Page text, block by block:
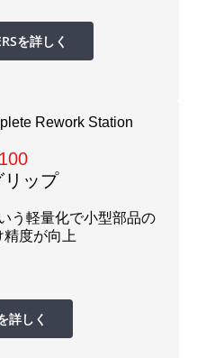
を詳しく
リップ
う軽量化で小型部品の
精度が向上
詳しく